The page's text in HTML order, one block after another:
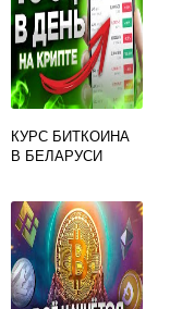
КУРС БИТКОИНА
В БЕЛАРУСИ